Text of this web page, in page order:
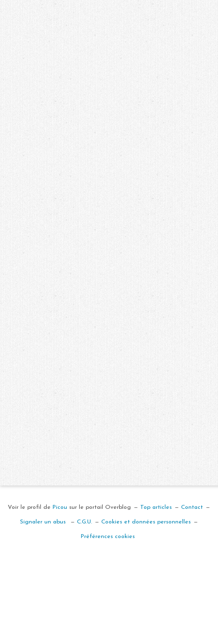
Voir le profil de Picou sur le portail Overblog Top articles Contact
Signaler un abus C.G.U. Cookies et données personnelles
Préférences cookies